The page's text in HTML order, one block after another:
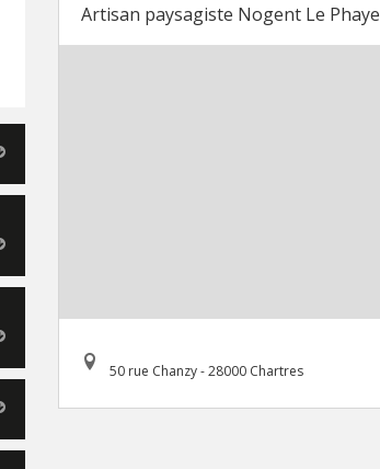
Artisan paysagiste Nogent Le Phaye
50 rue Chanzy - 28000 Chartres